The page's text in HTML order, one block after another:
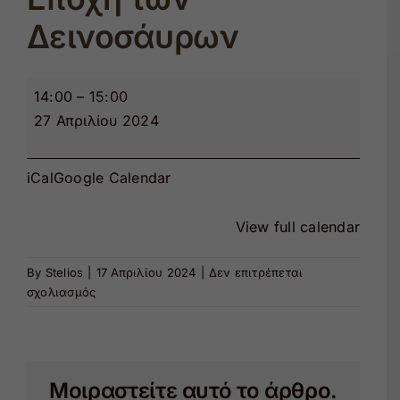
Εκπαίδευση
Θέατρο
Δεινοσάυρων
Δεινόσαυροι
στην
Εποχή
14:00 – 15:00
27 Απριλίου 2024
iCalGoogle Calendar
View full calendar
By Stelios 17 Απριλίου 2024
Δεν επιτρέπεται
σχολιασμόςστο
Εποχή
Μοιραστείτε αυτό το άρθρο.